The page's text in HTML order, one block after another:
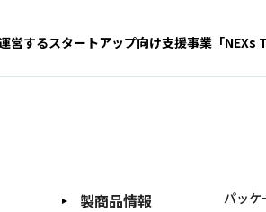
営するスタートアップ向け支援事業「
製商品情報 パッケ